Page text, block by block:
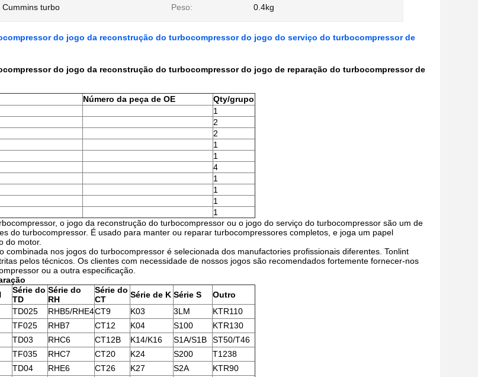
Cummins turbo Peso: 0.4kg
do jogo da reconstrução do turbocompressor do jogo do serviço do turbocompressor de
do jogo da reconstrução do turbocompressor do jogo de reparação do turbocompressor de
Número da peça de OE
Qty/grupo
1
2
2
1
1
4
1
1
1
1
o jogo da reconstrução do turbocompressor ou o jogo do serviço do turbocompressor são um de
do turbocompressor. É usado para manter ou reparar turbocompressores completos, e joga um papel
do motor.
combinada nos jogos do turbocompressor é selecionada dos manufactories profissionais diferentes. Tonlint
pelos técnicos. Os clientes com necessidade de nossos jogos são recomendados fortemente fornecer-nos
ou a outra especificação.
Série do
TD
Série do
RH
Série do
CT
Série de K Série S
Outro
TD025 RHB5/RHE4CT9 K03 3LM
KTR110
TF025 RHB7 CT12 K04 S100
KTR130
TD03 RHC6 CT12B K14/K16 S1A/S1B
ST50/T46
TF035 RHC7 CT20 K24 S200
T1238
TD04 RHE6 CT26 K27 S2A
KTR90